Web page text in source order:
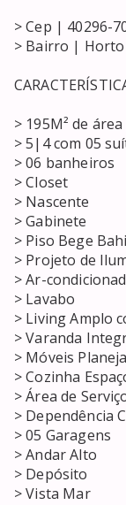
> Cep | 40296-
> Bairro |
> 195M² de
> 5|4 com 05
> 06 banheiros
> Closet
> Nascente
> Gabinete
> Piso Bege
> Projeto de
> Ar-
> Lavabo
> Living Amplo
> Varanda
> Móveis
> Cozinha
> Área de
> Dependência
> 05 Garagens
> Andar Alto
> Depósito
> Vista Mar